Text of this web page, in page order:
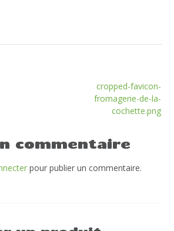
cropped-favicon-
fromagerie-de-la-
cochette.png
commentaire
pour publier un commentaire.